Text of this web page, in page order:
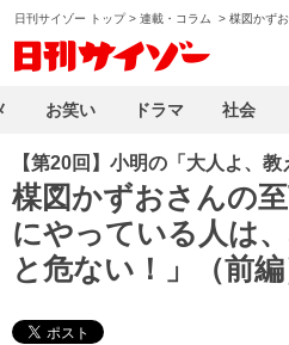
日刊サイゾー トップ> 連載・コラム > 楳図かず
【第20回】小明の「大人よ、
楳図かずおさんの
にやっている人は
と危ない！」（前編
お笑い ドラマ 社会